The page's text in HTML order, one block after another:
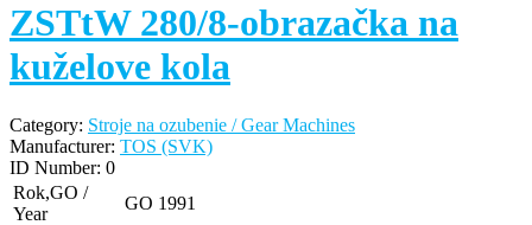
ZSTtW 280/8-obrazačka na
kuželove kola
Category: Stroje na ozubenie / Gear Machines
Manufacturer: TOS (SVK)
ID Number: 0
Rok,GO /
Year
GO 1991